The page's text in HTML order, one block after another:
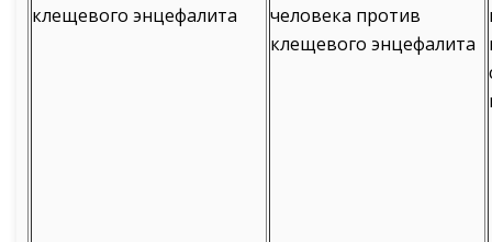
клещевого энцефалита
человека против
клещевого энцефалита